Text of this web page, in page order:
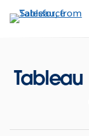
イ
Tableau